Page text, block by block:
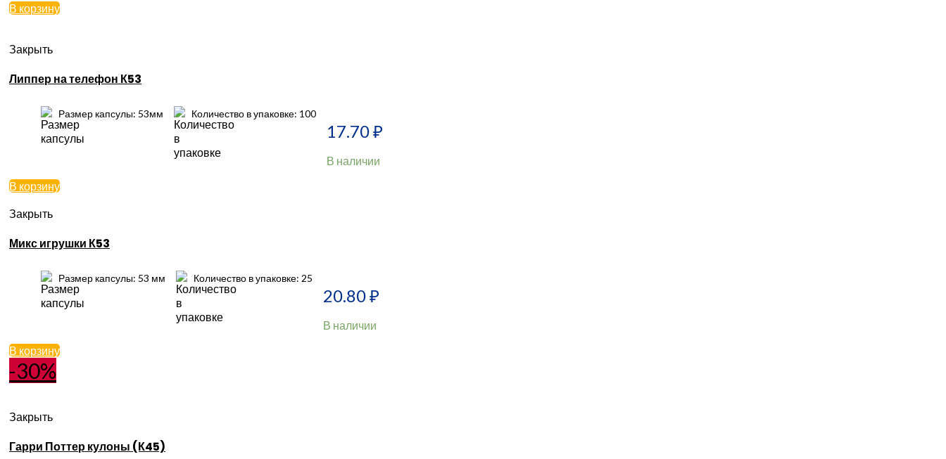
В корзину
Закрыть
Липпер на телефон К53
Размер капсулы: 53мм Количество в упаковке: 100
17.70₽
В наличии
В корзину
Закрыть
Микс игрушки К53
Размер капсулы: 53 мм Количество в упаковке: 25
20.80₽
В наличии
В корзину
-30%
Закрыть
Гарри Поттер кулоны (К45)